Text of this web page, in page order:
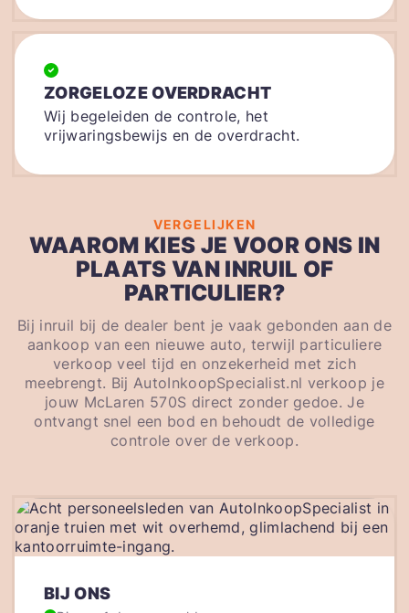
ZORGELOZE OVERDRACHT
Wij begeleiden de controle, het
vrijwaringsbewijs en de overdracht.
VERGELIJKEN
WAAROM KIES JE VOOR ONS IN
PLAATS VAN INRUIL OF
PARTICULIER?
Bij inruil bij de dealer bent je vaak gebonden aan de
aankoop van een nieuwe auto, terwijl particuliere
verkoop veel tijd en onzekerheid met zich
meebrengt. Bij AutoInkoopSpecialist.nl verkoop je
jouw McLaren 570S direct zonder gedoe. Je
ontvangt snel een bod en behoudt de volledige
controle over de verkoop.
BIJ ONS